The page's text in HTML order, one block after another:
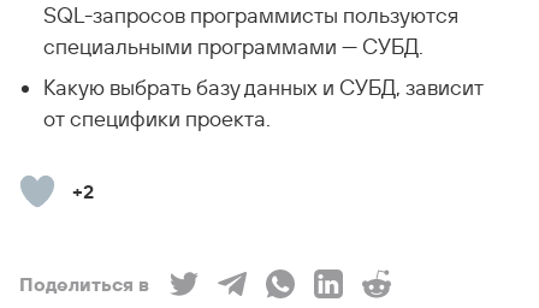
SQL-запросов программисты пользуются
специальными программами — СУБД.
Какую выбрать базу данных и СУБД, зависит
от специфики проекта.
+2
Поделиться в